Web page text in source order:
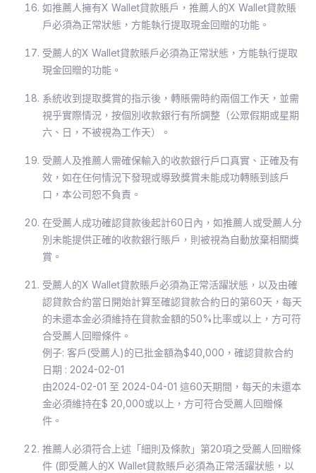
如推薦人擁有X Wallet貸款賬戶，推薦人的X Wallet貸款賬
戶必須為正常狀態，方能執行提取現金回贈的功能。
受薦人的X Wallet貸款賬戶必須為正常狀態，方能執行提取
現金回贈的功能。
系統收到提取獎賞的指示後，轉賬需時約兩個工作天，並需
視乎實際情況，按個別收款銀行有所調整（公眾假期或星期
六、日，不被視為工作天）。
受薦人及推薦人需確保輸入的收款銀行戶口真實、正確及有
效，如在任何情況下發現或導致獎賞未能成功轉賬到該戶
口，本公司恕不負責。
在受薦人成功確認貸款後起計60日內，如推薦人或受薦人分
別未能提供正確的收款銀行賬戶，則被視為自動放棄相關獎
賞。
受薦人的X Wallet貸款賬戶必須為正常活躍狀態，以及由確
認貸款合約當日開始計算至確認貸款合約日的第60天，每天
的未還本金必須維持在貸款金額的50%比率或以上，方可符
合受薦人回贈條件。
例子: 客戶(受薦人)的已批金額為$40,000，確認貸款合約
日期 : 2024-02-01
由2024-02-01 至 2024-04-01 這60天期間，每天的未還本
金必須維持在$ 20,000或以上，方可符合受薦人回贈條
件。
推薦人必須符合上述「細則及條款」第20項之受薦人回贈條
件 (即受薦人的X Wallet貸款賬戶必須為正常活躍狀態，以